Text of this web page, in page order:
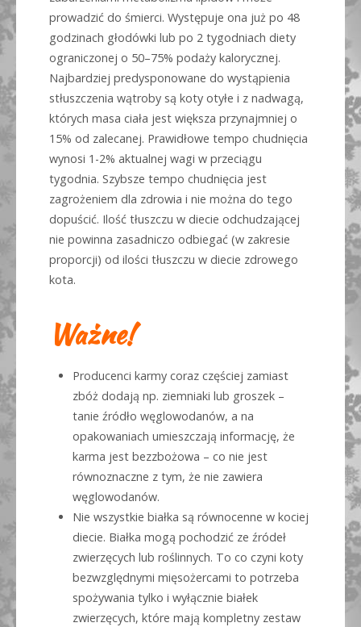
prowadzić do śmierci. Występuje ona już po 48
godzinach głodówki lub po 2 tygodniach diety
ograniczonej o 50–75% podaży kalorycznej.
Najbardziej predysponowane do wystąpienia
stłuszczenia wątroby są koty otyłe i z nadwagą,
których masa ciała jest większa przynajmniej o
15% od zalecanej. Prawidłowe tempo chudnięcia
wynosi 1-2% aktualnej wagi w przeciągu
tygodnia. Szybsze tempo chudnięcia jest
zagrożeniem dla zdrowia i nie można do tego
dopuścić. Ilość tłuszczu w diecie odchudzającej
nie powinna zasadniczo odbiegać (w zakresie
proporcji) od ilości tłuszczu w diecie zdrowego
kota.
Ważne!
Producenci karmy coraz częściej zamiast
zbóż dodają np. ziemniaki lub groszek –
tanie źródło węglowodanów, a na
opakowaniach umieszczają informację, że
karma jest bezzbożowa – co nie jest
równoznaczne z tym, że nie zawiera
węglowodanów.
Nie wszystkie białka są równocenne w kociej
diecie. Białka mogą pochodzić ze źródeł
zwierzęcych lub roślinnych. To co czyni koty
bezwzględnymi mięsożercami to potrzeba
spożywania tylko i wyłącznie białek
zwierzęcych, które mają kompletny zestaw